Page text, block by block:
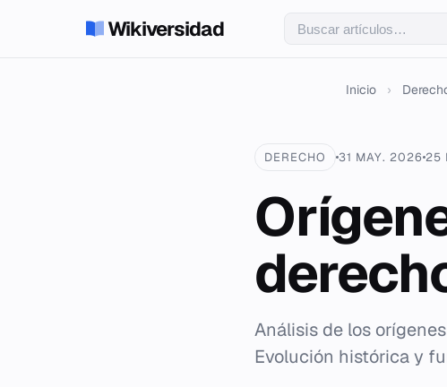
Wikiversidad
Inicio ›
DERECHO 31 MAY. 2026 25
Análisis de los
Evolución histórica y